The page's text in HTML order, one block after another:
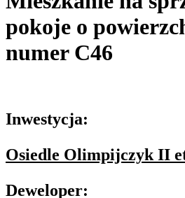
pokoje o
numer C46
Inwestycja:
Osiedle Olimpijczyk II
Deweloper: